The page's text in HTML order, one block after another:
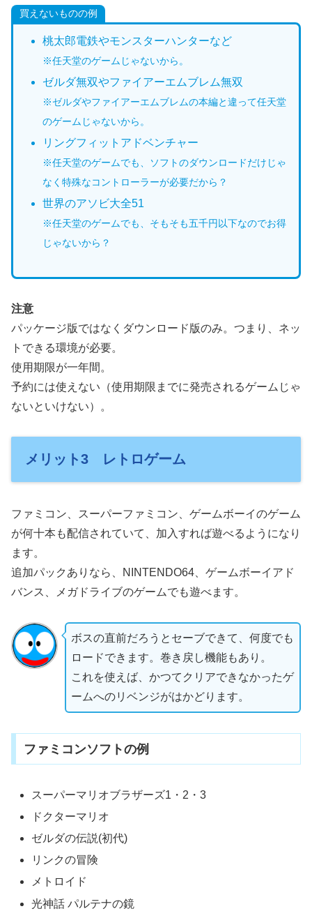
買えないものの例
桃太郎電鉄やモンスターハンターなど
※任天堂のゲームじゃないから。
ゼルダ無双やファイアーエムブレム無双
※ゼルダやファイアーエムブレムの本編と違って任天堂
のゲームじゃないから。
リングフィットアドベンチャー
※任天堂のゲームでも、ソフトのダウンロードだけじゃ
なく特殊なコントローラーが必要だから？
世界のアソビ大全51
※任天堂のゲームでも、そもそも五千円以下なのでお得
じゃないから？
注意
パッケージ版ではなくダウンロード版のみ。つまり、ネッ
トできる環境が必要。
使用期限が一年間。
予約には使えない（使用期限までに発売されるゲームじゃ
ないといけない）。
メリット3 レトロゲーム
ファミコン、スーパーファミコン、ゲームボーイのゲーム
が何十本も配信されていて、加入すれば遊べるようになり
ます。
追加パックありなら、NINTENDO64、ゲームボーイアド
バンス、メガドライブのゲームでも遊べます。
ボスの直前だろうとセーブできて、何度でも
ロードできます。巻き戻し機能もあり。
これを使えば、かつてクリアできなかったゲ
ームへのリベンジがはかどります。
ファミコンソフトの例
スーパーマリオブラザーズ1・2・3
ドクターマリオ
ゼルダの伝説(初代)
リンクの冒険
メトロイド
光神話 パルテナの鏡